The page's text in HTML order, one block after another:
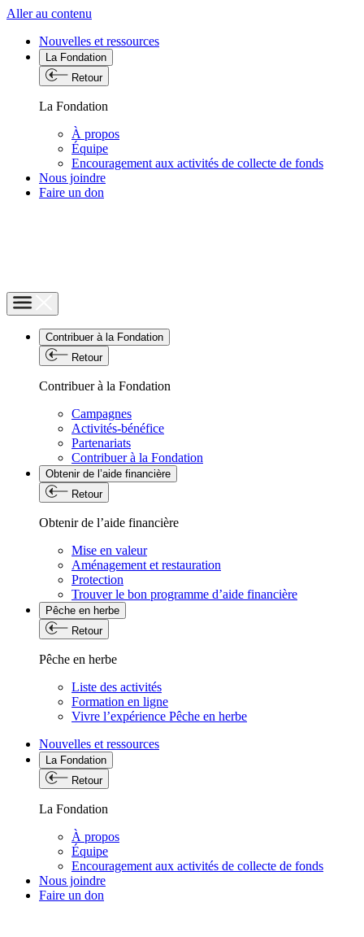
Aller au contenu
Nouvelles et ressources
La Fondation
Retour
La Fondation
À propos
Équipe
Encouragement aux activités de collecte de fonds
Nous joindre
Faire un don
Contribuer à la Fondation
Retour
Contribuer à la Fondation
Campagnes
Activités-bénéfice
Partenariats
Contribuer à la Fondation
Obtenir de l’aide financière
Retour
Obtenir de l’aide financière
Mise en valeur
Aménagement et restauration
Protection
Trouver le bon programme d’aide financière
Pêche en herbe
Retour
Pêche en herbe
Liste des activités
Formation en ligne
Vivre l’expérience Pêche en herbe
Nouvelles et ressources
La Fondation
Retour
La Fondation
À propos
Équipe
Encouragement aux activités de collecte de fonds
Nous joindre
Faire un don